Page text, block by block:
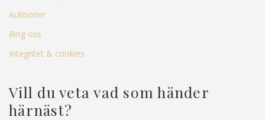
Auktioner
Ring oss
Integritet & cookies
Vill du veta vad som händer
härnäst?